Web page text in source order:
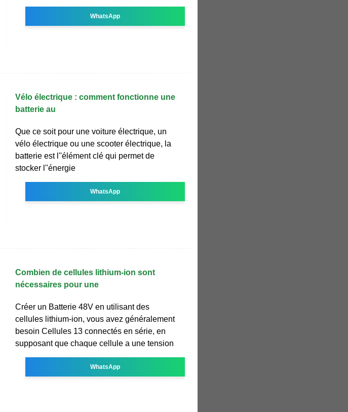
WhatsApp
Vélo électrique : comment fonctionne une
batterie au
Que ce soit pour une voiture électrique, un
vélo électrique ou une scooter électrique, la
batterie est l''élément clé qui permet de
stocker l''énergie
WhatsApp
Combien de cellules lithium-ion sont
nécessaires pour une
Créer un Batterie 48V en utilisant des
cellules lithium-ion, vous avez généralement
besoin Cellules 13 connectés en série, en
supposant que chaque cellule a une tension
WhatsApp